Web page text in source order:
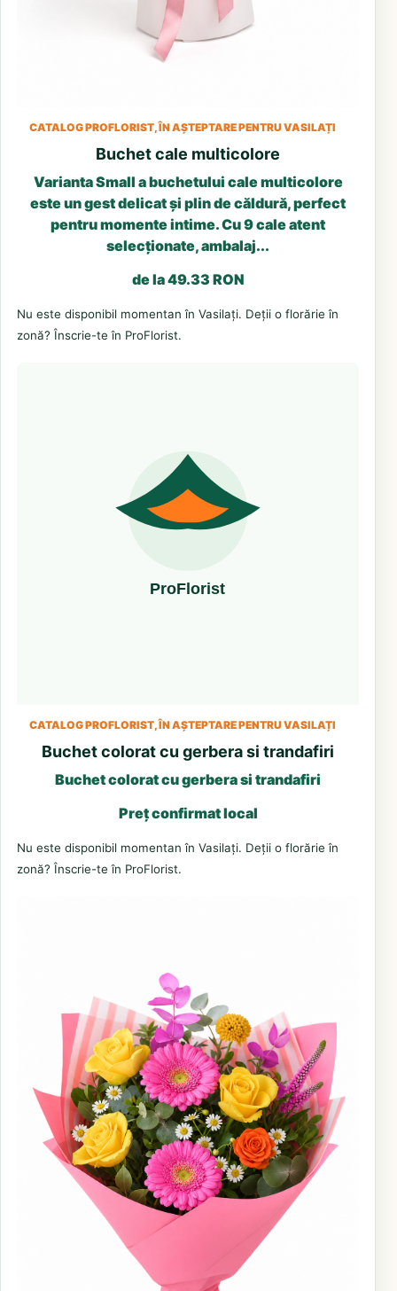
CATALOG PROFLORIST, ÎN AȘTEPTARE PENTRU VASILAȚI
Buchet cale multicolore
Varianta Small a buchetului cale multicolore
este un gest delicat și plin de căldură, perfect
pentru momente intime. Cu 9 cale atent
selecționate, ambalaj...
de la 49.33 RON
Nu este disponibil momentan în Vasilați. Deții o florărie în
zonă? Înscrie-te în ProFlorist.
CATALOG PROFLORIST, ÎN AȘTEPTARE PENTRU VASILAȚI
Buchet colorat cu gerbera si trandafiri
Buchet colorat cu gerbera si trandafiri
Preț confirmat local
Nu este disponibil momentan în Vasilați. Deții o florărie în
zonă? Înscrie-te în ProFlorist.